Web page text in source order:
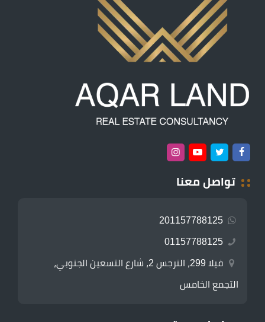
تواصل معنا
201157788125
01157788125
فيلا 299، النرجس 2، شارع التسعين الجنوبي،
التجمع الخامس